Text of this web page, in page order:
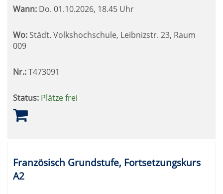
Wann: Do. 01.10.2026, 18.45 Uhr
Wo: Städt. Volkshochschule, Leibnizstr. 23, Raum
009
Nr.:T473091
Status: Plätze frei
Französisch Grundstufe, Fortsetzungskurs
A2